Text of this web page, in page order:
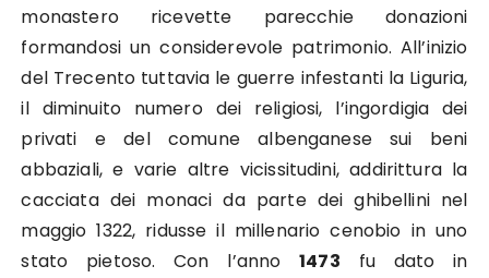
monastero ricevette parecchie donazioni
formandosi un considerevole patrimonio. All’inizio
del Trecento tuttavia le guerre infestanti la Liguria,
il diminuito numero dei religiosi, l’ingordigia dei
privati e del comune albenganese sui beni
abbaziali, e varie altre vicissitudini, addirittura la
cacciata dei monaci da parte dei ghibellini nel
maggio 1322, ridusse il millenario cenobio in uno
stato pietoso. Con l’anno1473 fu dato in